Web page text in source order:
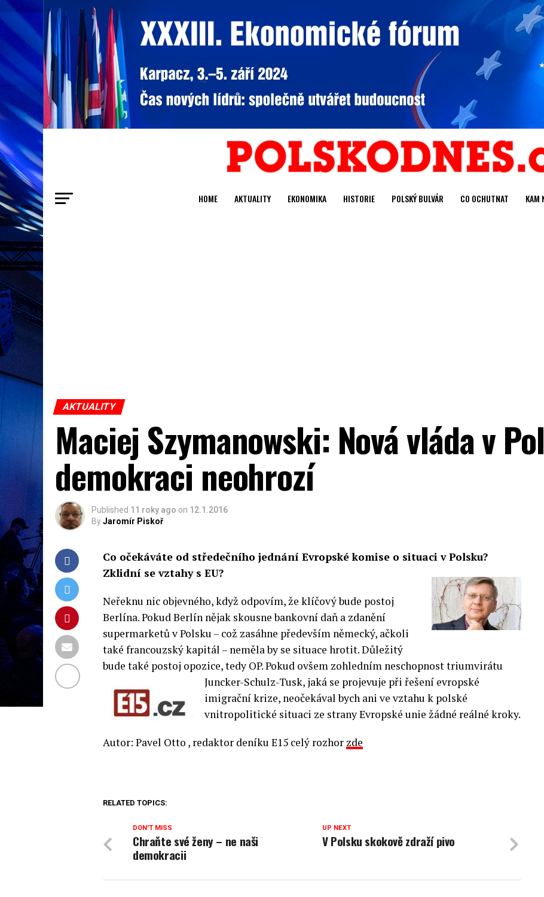
HOME AKTUALITY EKONOMIKA HISTORIE POLSKÝ BULVÁR CO OCHUTNAT KAM
AKTUALITY
Maciej Szymanowski: Nová vláda v
demokraci neohrozí
Published 11 roky ago on 12.1.2016
ByJaromír Piskoř
Co očekáváte od středečního jednání Evropské komise o situaci v Polsku?
Zklidní se vztahy s EU?
Neřeknu nic objevného, když odpovím, že klíčový bude postoj
Berlína. Pokud Berlín nějak skousne bankovní daň a zdanění
supermarketů v Polsku – což zasáhne především německý, ačkoli
také francouzský kapitál – neměla by se situace hrotit. Důležitý
bude také postoj opozice, tedy OP. Pokud ovšem zohledním neschopnost triumvirátu
Juncker-Schulz-Tusk, jaká se projevuje při řešení evropské
imigrační krize, neočekával bych ani ve vztahu k polské
vnitropolitické situaci ze strany Evropské unie žádné reálné kroky.
Autor: Pavel Otto , redaktor deníku E15 celý rozhor zde
RELATED TOPICS:
UP NEXT
V Polsku skokově zdraží pivo
DON'T MISS
Chraňte své ženy – ne naši
demokracii